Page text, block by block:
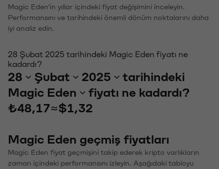
Magic Eden'in yıllar içindeki fiyat değişimini inceleyin.
Performansını ve tarihindeki önemli dönüm noktalarını daha
iyi analiz edin.
28 Şubat 2025 tarihindeki Magic Eden fiyatı ne
kadardı?
28 Şubat 2025
tarihindeki
Magic Eden
fiyatı ne kadardı?
₺48,17≈$1,32
Magic Eden geçmiş fiyatları
Magic Eden fiyat geçmişini takip ederek kripto varlıkların
zaman içindeki performansını izleyin. Aşağıdaki tabloyu